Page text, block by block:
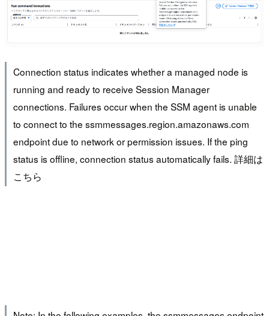
Connection status indicates whether a managed node is
running and ready to receive Session Manager
connections. Failures occur when the SSM agent is unable
to connect to the ssmmessages.region.amazonaws.com
endpoint due to network or permission issues. If the ping
status is offline, connection status automatically fails. 詳細は
こちら